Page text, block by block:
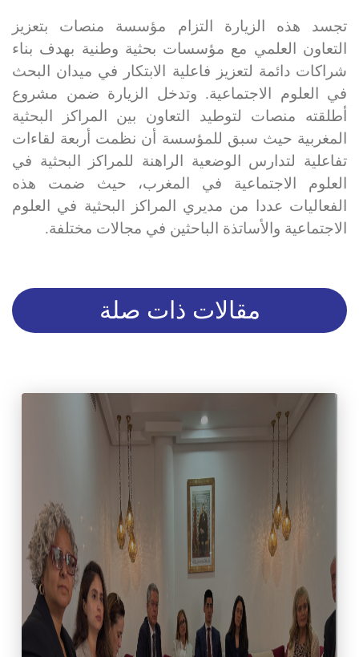
تجسد هذه الزيارة التزام مؤسسة منصات بتعزيز
التعاون العلمي مع مؤسسات بحثية وطنية بهدف بناء
شراكات دائمة لتعزيز فاعلية الابتكار في ميدان البحث
في العلوم الاجتماعية. وتدخل الزيارة ضمن مشروع
أطلقته منصات لتوطيد التعاون بين المراكز البحثية
المغربية حيث سبق للمؤسسة أن نظمت أربعة لقاءات
تفاعلية لتدارس الوضعية الراهنة للمراكز البحثية في
العلوم الاجتماعية في المغرب، حيث ضمت هذه
الفعاليات عددا من مديري المراكز البحثية في العلوم
الاجتماعية والأساتذة الباحثين في مجالات مختلفة.
مقالات ذات صلة